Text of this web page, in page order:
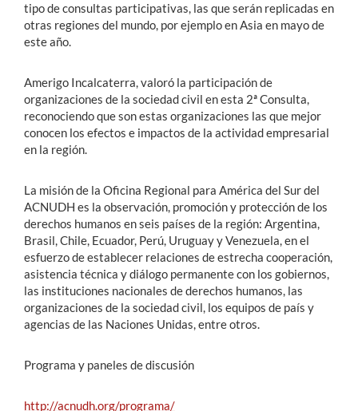
tipo de consultas participativas, las que serán replicadas en
otras regiones del mundo, por ejemplo en Asia en mayo de
este año.
Amerigo Incalcaterra, valoró la participación de
organizaciones de la sociedad civil en esta 2ª Consulta,
reconociendo que son estas organizaciones las que mejor
conocen los efectos e impactos de la actividad empresarial
en la región.
La misión de la Oficina Regional para América del Sur del
ACNUDH es la observación, promoción y protección de los
derechos humanos en seis países de la región: Argentina,
Brasil, Chile, Ecuador, Perú, Uruguay y Venezuela, en el
esfuerzo de establecer relaciones de estrecha cooperación,
asistencia técnica y diálogo permanente con los gobiernos,
las instituciones nacionales de derechos humanos, las
organizaciones de la sociedad civil, los equipos de país y
agencias de las Naciones Unidas, entre otros.
Programa y paneles de discusión
http://acnudh.org/programa/